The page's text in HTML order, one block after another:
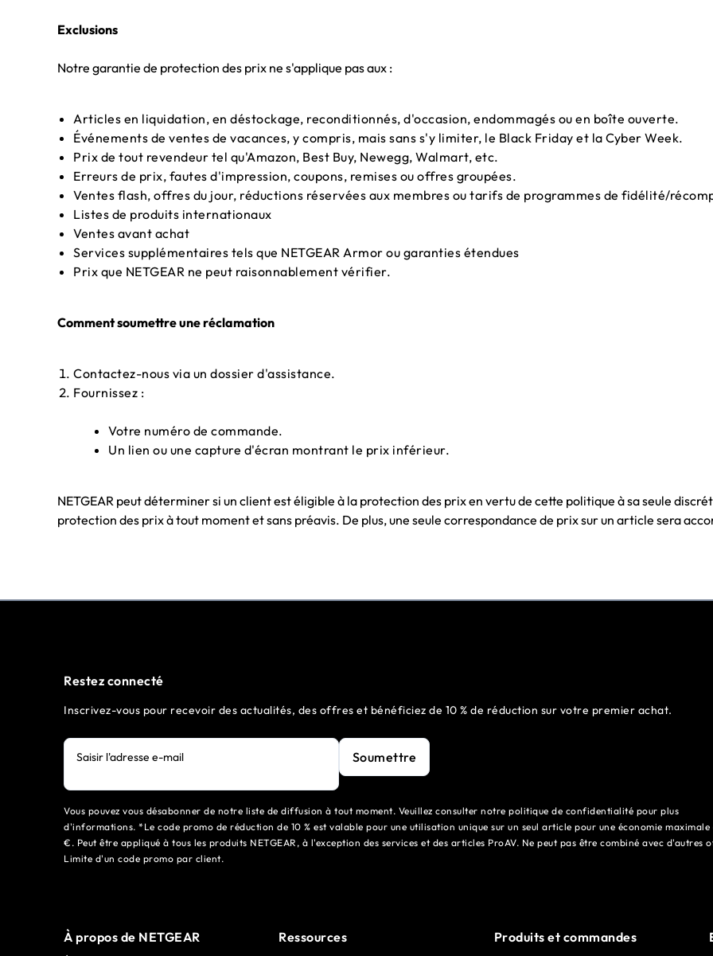
Exclusions
Notre garantie de protection des prix ne s'applique pas aux :
Articles en liquidation, en déstockage, reconditionnés, d'occasion, endommagés ou en boîte ouverte.
Événements de ventes de vacances, y compris, mais sans s'y limiter, le Black Friday et la Cyber Week.
Prix de tout revendeur tel qu'Amazon, Best Buy, Newegg, Walmart, etc.
Erreurs de prix, fautes d'impression, coupons, remises ou offres groupées.
Ventes flash, offres du jour, réductions réservées aux membres ou tarifs de programmes de fidélité/
Listes de produits internationaux
Ventes avant achat
Services supplémentaires tels que NETGEAR Armor ou garanties étendues
Prix que NETGEAR ne peut raisonnablement vérifier.
Comment soumettre une réclamation
Contactez-nous via un dossier d'assistance.
Fournissez :
Votre numéro de commande.
Un lien ou une capture d'écran montrant le prix inférieur.
NETGEAR peut déterminer si un client est éligible à la protection des prix en vertu de cette politique à sa seule
protection des prix à tout moment et sans préavis. De plus, une seule correspondance de prix sur un article sera
Restez connecté
Inscrivez-vous pour recevoir des actualités, des offres et bénéficiez de 10 % de réduction sur votre premier achat.
Saisir l'adresse e-mail Soumettre
Vous pouvez vous désabonner de notre liste de diffusion à tout moment. Veuillez consulter notre politique de confidentialité pour plus
d'informations. *Le code promo de réduction de 10 % est valable pour une utilisation unique sur un seul article pour une économie maximale
€. Peut être appliqué à tous les produits NETGEAR, à l'exception des services et des articles ProAV. Ne peut pas être combiné avec d'autres
Limite d'un code promo par client.
À propos de NETGEAR Ressources Produits et commandes